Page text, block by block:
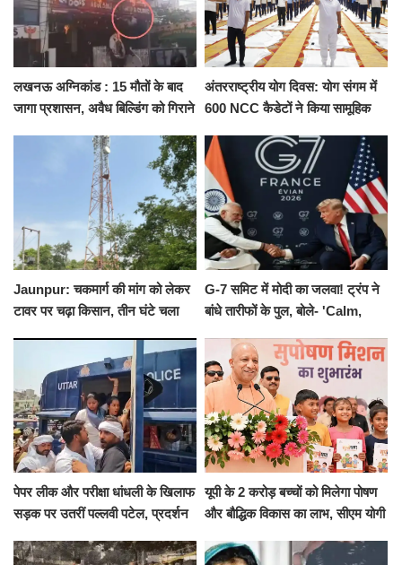
लखनऊ अग्निकांड : 15 मौतों के बाद
जागा प्रशासन, अवैध बिल्डिंग को गिराने
अंतरराष्ट्रीय योग दिवस: योग संगम में
600 NCC कैडेटों ने किया सामूहिक
संकल्प
Jaunpur: चकमार्ग की मांग को लेकर
टावर पर चढ़ा किसान, तीन घंटे चला
G-7 समिट में मोदी का जलवा! ट्रंप ने
बांधे तारीफों के पुल, बोले- 'Calm,
पेपर लीक और परीक्षा धांधली के खिलाफ
सड़क पर उतरीं पल्लवी पटेल, प्रदर्शन
यूपी के 2 करोड़ बच्चों को मिलेगा पोषण
और बौद्धिक विकास का लाभ, सीएम योगी